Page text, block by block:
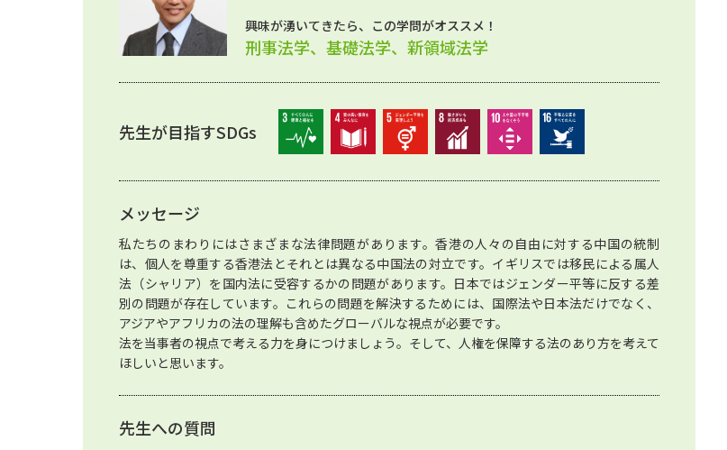
興味が湧いてきたら、この学問がオススメ！
刑事法学、基礎法学、新領域法学
先生が目指すSDGs
メッセージ
私たちのまわりにはさまざまな法律問題があります。香港の人々の自由に対する中国の統制
は、個人を尊重する香港法とそれとは異なる中国法の対立です。イギリスでは移民による属人
法（シャリア）を国内法に受容するかの問題があります。日本ではジェンダー平等に反する差
別の問題が存在しています。これらの問題を解決するためには、国際法や日本法だけでなく、
アジアやアフリカの法の理解も含めたグローバルな視点が必要です。
法を当事者の視点で考える力を身につけましょう。そして、人権を保障する法のあり方を考えて
ほしいと思います。
先生への質問